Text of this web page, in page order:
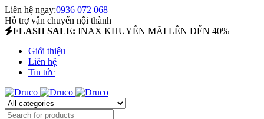
Liên hệ ngay:0936 072 068
Hỗ trợ vận chuyển nội thành
FLASH SALE: INAX KHUYẾN MÃI LÊN ĐẾN 40%
Giới thiệu
Liên hệ
Tin tức